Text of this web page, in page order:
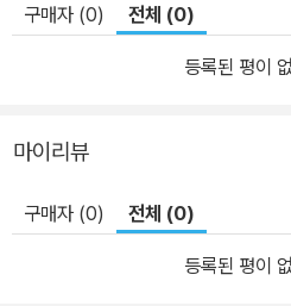
구매자 (0) 전체 (0)
등록된 평이
마이리뷰
구매자 (0) 전체 (0)
등록된 평이